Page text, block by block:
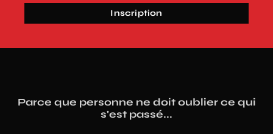
Inscription
Parce que personne ne doit oublier ce qui
s'est passé...